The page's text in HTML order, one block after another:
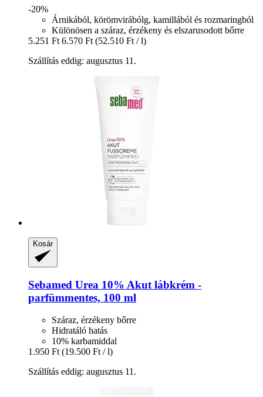
-20%
Árnikából, körömvirábólg, kamillából és rozmaringból
Különösen a száraz, érzékeny és elszarusodott bőrre
5.251 Ft 6.570 Ft (52.510 Ft / l)
Szállítás eddig: augusztus 11.
Kosár
Sebamed Urea 10% Akut lábkrém -​
parfümmentes, 100 ml
Száraz, érzékeny bőrre
Hidratáló hatás
10% karbamiddal
1.950 Ft (19.500 Ft / l)
Szállítás eddig: augusztus 11.